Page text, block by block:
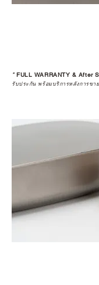
*FULL WARRANTY & After
รับประกัน พร้อมบริการหลังการขาย